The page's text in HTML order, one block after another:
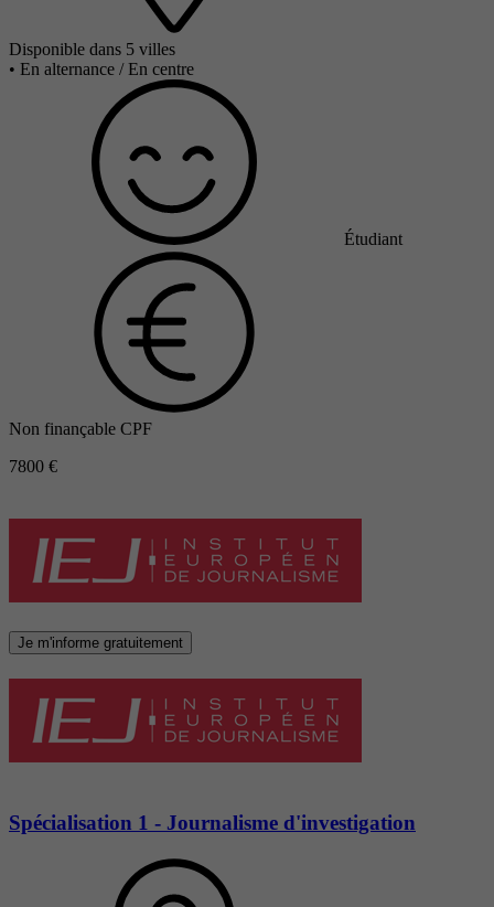
Disponible dans 5 villes
• En alternance / En centre
Étudiant
Non finançable CPF
7800 €
Je m'informe gratuitement
Spécialisation 1 - Journalisme d'investigation